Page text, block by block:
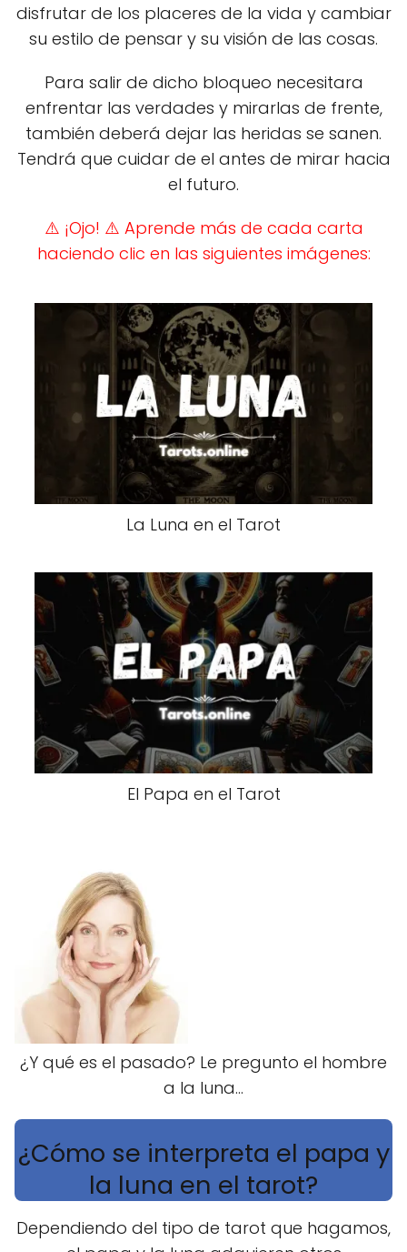
disfrutar de los placeres de la vida y cambiar
su estilo de pensar y su visión de las cosas.
Para salir de dicho bloqueo necesitara
enfrentar las verdades y mirarlas de frente,
también deberá dejar las heridas se sanen.
Tendrá que cuidar de el antes de mirar hacia
el futuro.
⚠️ ¡Ojo! ⚠️ Aprende más de cada carta
haciendo clic en las siguientes imágenes:
La Luna en el Tarot
El Papa en el Tarot
¿Y qué es el pasado? Le pregunto el hombre
a la luna...
¿Cómo se interpreta el papa y
la luna en el tarot?
Dependiendo del tipo de tarot que hagamos,